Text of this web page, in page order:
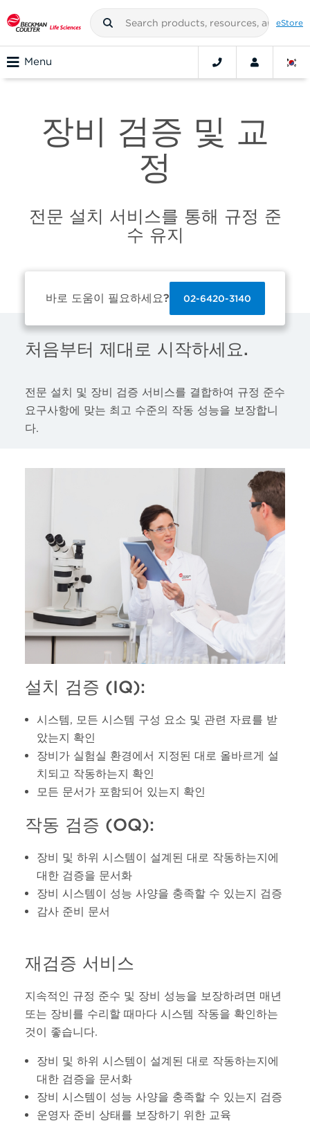
eStore
Menu
장비 검증 및 교
정
전문 설치 서비스를 통해 규정 준
수 유지
바로 도움이 필요하세요? 02-6420-3140
처음부터 제대로 시작하세요.
전문 설치 및 장비 검증 서비스를 결합하여 규정 준수
요구사항에 맞는 최고 수준의 작동 성능을 보장합니
다.
설치 검증 (IQ):
시스템, 모든 시스템 구성 요소 및 관련 자료를 받
았는지 확인
장비가 실험실 환경에서 지정된 대로 올바르게 설
치되고 작동하는지 확인
모든 문서가 포함되어 있는지 확인
작동 검증 (OQ):
장비 및 하위 시스템이 설계된 대로 작동하는지에
대한 검증을 문서화
장비 시스템이 성능 사양을 충족할 수 있는지 검증
감사 준비 문서
재검증 서비스
지속적인 규정 준수 및 장비 성능을 보장하려면 매년
또는 장비를 수리할 때마다 시스템 작동을 확인하는
것이 좋습니다.
장비 및 하위 시스템이 설계된 대로 작동하는지에
대한 검증을 문서화
장비 시스템이 성능 사양을 충족할 수 있는지 검증
운영자 준비 상태를 보장하기 위한 교육